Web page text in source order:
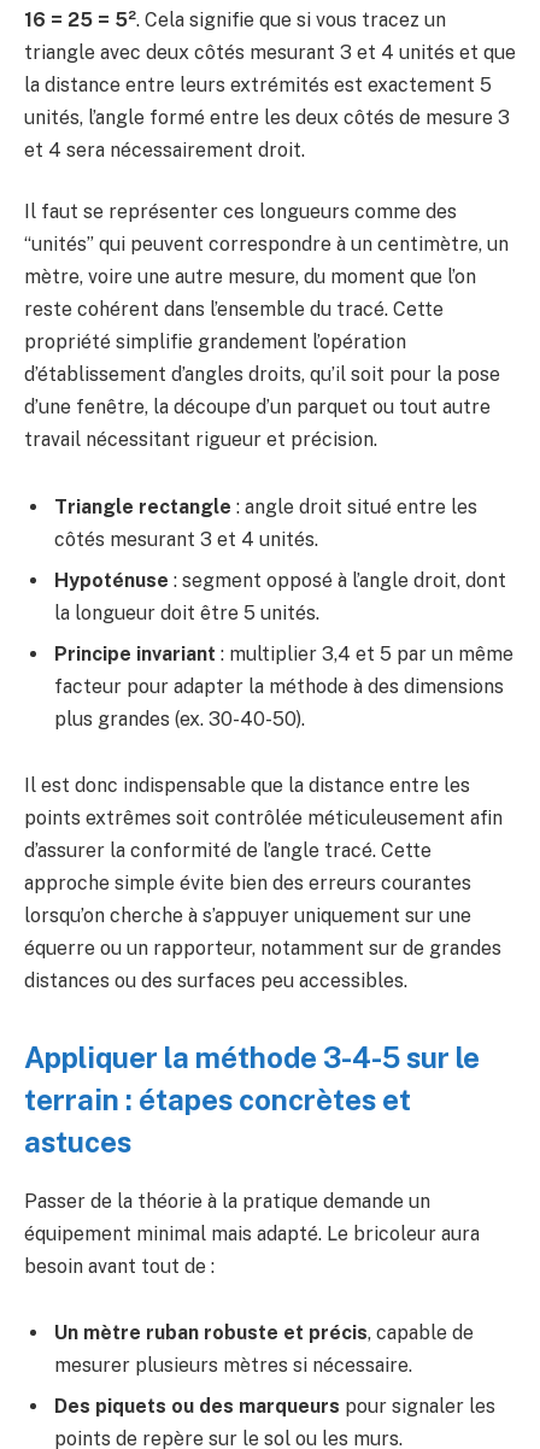
16 = 25 = 5². Cela signifie que si vous tracez un
triangle avec deux côtés mesurant 3 et 4 unités et que
la distance entre leurs extrémités est exactement 5
unités, l’angle formé entre les deux côtés de mesure 3
et 4 sera nécessairement droit.
Il faut se représenter ces longueurs comme des
“unités” qui peuvent correspondre à un centimètre, un
mètre, voire une autre mesure, du moment que l’on
reste cohérent dans l’ensemble du tracé. Cette
propriété simplifie grandement l’opération
d’établissement d’angles droits, qu’il soit pour la pose
d’une fenêtre, la découpe d’un parquet ou tout autre
travail nécessitant rigueur et précision.
Triangle rectangle : angle droit situé entre les
côtés mesurant 3 et 4 unités.
Hypoténuse : segment opposé à l’angle droit, dont
la longueur doit être 5 unités.
Principe invariant : multiplier 3,4 et 5 par un même
facteur pour adapter la méthode à des dimensions
plus grandes (ex. 30-40-50).
Il est donc indispensable que la distance entre les
points extrêmes soit contrôlée méticuleusement afin
d’assurer la conformité de l’angle tracé. Cette
approche simple évite bien des erreurs courantes
lorsqu’on cherche à s’appuyer uniquement sur une
équerre ou un rapporteur, notamment sur de grandes
distances ou des surfaces peu accessibles.
Appliquer la méthode 3-4-5 sur le
terrain : étapes concrètes et
astuces
Passer de la théorie à la pratique demande un
équipement minimal mais adapté. Le bricoleur aura
besoin avant tout de :
Un mètre ruban robuste et précis, capable de
mesurer plusieurs mètres si nécessaire.
Des piquets ou des marqueurs pour signaler les
points de repère sur le sol ou les murs.